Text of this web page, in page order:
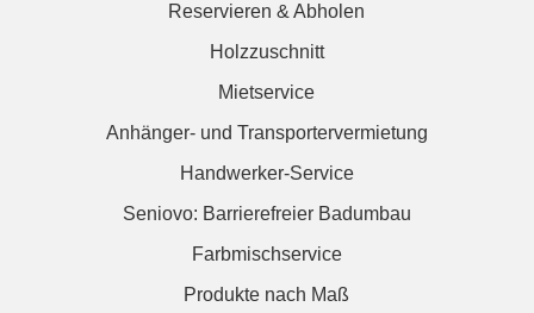
Reservieren & Abholen
Holzzuschnitt
Mietservice
Anhänger- und Transportervermietung
Handwerker-Service
Seniovo: Barrierefreier Badumbau
Farbmischservice
Produkte nach Maß